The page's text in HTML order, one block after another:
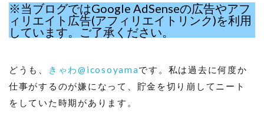
※当ブログではGoogle AdSenseの広告やアフ
ィリエイト広告(アフィリエイトリンク)を利用
しています。ご了承ください。
どうも、 きゃわ@icosoyamaです。私は過去に何度か
仕事がするのが嫌になって、貯金を切り崩してニート
をしていた時期があります。